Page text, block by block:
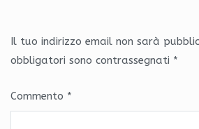
Il tuo indirizzo email non sarà
obbligatori sono contrassegnati *
Commento *